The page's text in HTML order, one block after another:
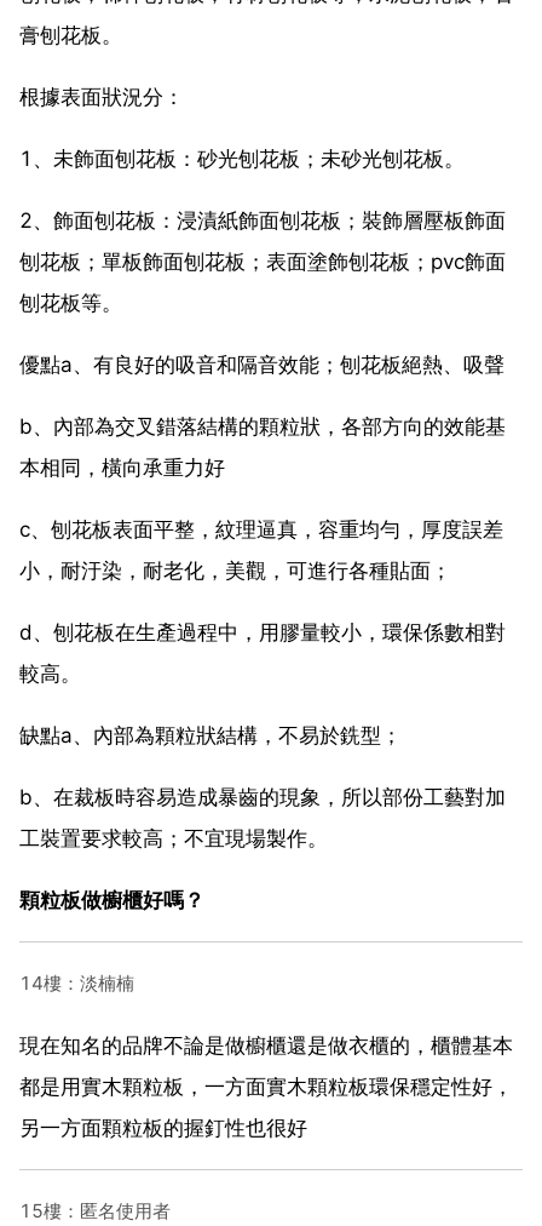
膏刨花板。
根據表面狀況分：
1、未飾面刨花板：砂光刨花板；未砂光刨花板。
2、飾面刨花板：浸漬紙飾面刨花板；裝飾層壓板飾面
刨花板；單板飾面刨花板；表面塗飾刨花板；pvc飾面
刨花板等。
優點a、有良好的吸音和隔音效能；刨花板絕熱、吸聲
b、內部為交叉錯落結構的顆粒狀，各部方向的效能基
本相同，橫向承重力好
c、刨花板表面平整，紋理逼真，容重均勻，厚度誤差
小，耐汙染，耐老化，美觀，可進行各種貼面；
d、刨花板在生產過程中，用膠量較小，環保係數相對
較高。
缺點a、內部為顆粒狀結構，不易於銑型；
b、在裁板時容易造成暴齒的現象，所以部份工藝對加
工裝置要求較高；不宜現場製作。
顆粒板做櫥櫃好嗎？
14樓：淡楠楠
現在知名的品牌不論是做櫥櫃還是做衣櫃的，櫃體基本
都是用實木顆粒板，一方面實木顆粒板環保穩定性好，
另一方面顆粒板的握釘性也很好
15樓：匿名使用者